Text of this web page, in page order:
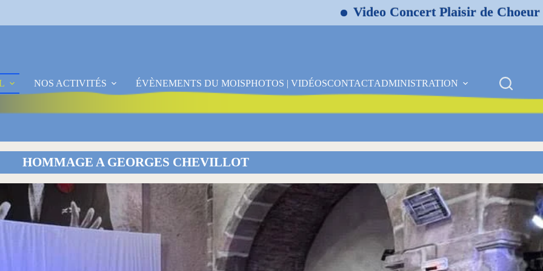
Video Concert Plaisir de Choeur
NOS ACTIVITÉS ÉVÈNEMENTS DU MOISPHOTOS | VIDÉOSCONTACTADMINISTRATION
HOMMAGE A GEORGES CHEVILLOT